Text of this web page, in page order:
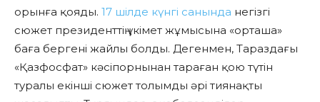
орынға қояды. 17 шілде күнгі санында негізгі
сюжет президенттің үкімет жұмысына «орташа»
баға бергені жайлы болды. Дегенмен, Тараздағы
«Қазфосфат» кәсіпорнынан тараған қою түтін
туралы екінші сюжет толымды әрі тиянақты